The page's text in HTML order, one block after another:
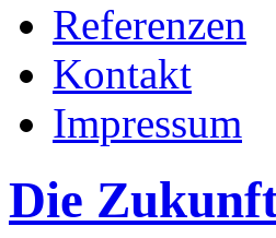
Referenzen
Kontakt
Impressum
Die